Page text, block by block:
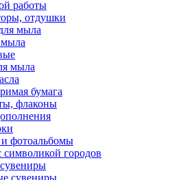
работы
отдушки
мыла
мыла
бумага
флаконы
фотоальбомы
городов
сувениры